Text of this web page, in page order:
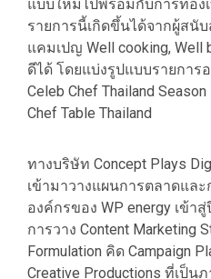
แบบใหม่ไปพร้อมกับการท่อง
รายการนี้เกิดขึ้นได้จากผู้สนั
แคมเปญ Well cooking,
ดีได้ โดยแบ่งรูปแบบรายการ
Celeb Chef Thailand
Chef Table Thailand
ทางบริษัท Concept Plays
เข้ามาวางแผนการตลาดแล
องค์กรของ WP energy เข้า
การวาง Content Marketing
Formulation คิด Campaign
Creative Productions ที่เป็